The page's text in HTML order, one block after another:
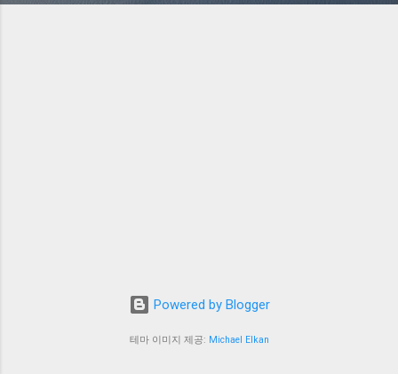
Powered by Blogger
테마 이미지 제공: Michael Elkan